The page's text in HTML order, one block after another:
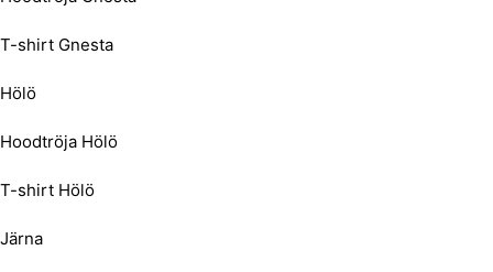
T-shirt Gnesta
Hölö
Hoodtröja Hölö
T-shirt Hölö
Järna